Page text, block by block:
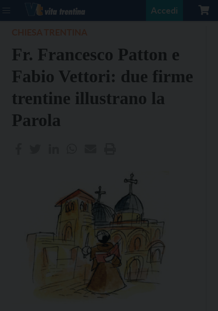
Accedi
Fr. Francesco Patton e
Fabio Vettori: due firme
trentine illustrano la
Parola